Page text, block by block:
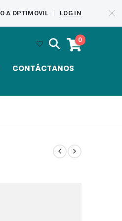
A OPTIMOVIL LOG IN
0
CONTÁCTANOS